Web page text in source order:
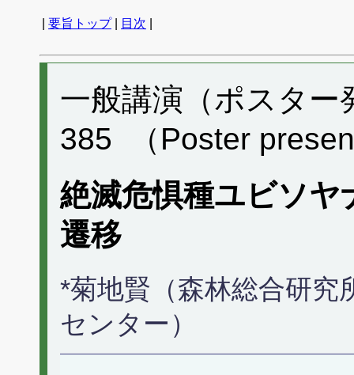
要旨トップ| 目次
一般講演（ポスター
385 （Poster
絶滅危惧種ユビソヤ
遷移
*菊地賢（森林総合研究
センター）